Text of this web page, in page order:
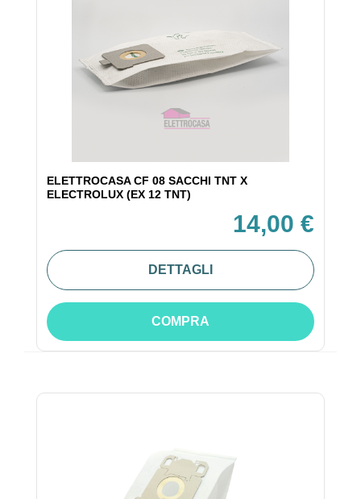
ELETTROCASA CF 08 SACCHI TNT X
ELECTROLUX (EX 12 TNT)
14,00 €
DETTAGLI
COMPRA